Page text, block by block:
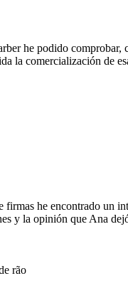
he podido
la comercialización de
he encontrado un
y la opinión que Ana
rã­o